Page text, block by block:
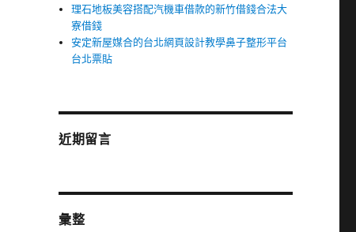
理石地板美容搭配汽機車借款的新竹借錢合法大
寮借錢
安定新屋媒合的台北網頁設計教學鼻子整形平台
台北票貼
近期留言
彙整